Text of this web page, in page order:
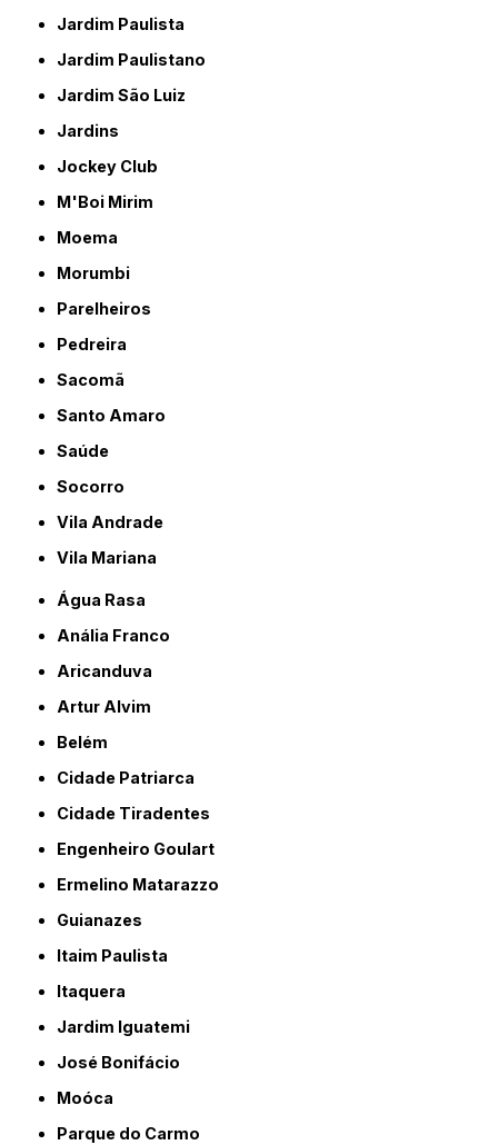
Jardim Paulista
Jardim Paulistano
Jardim São Luiz
Jardins
Jockey Club
M'Boi Mirim
Moema
Morumbi
Parelheiros
Pedreira
Sacomã
Santo Amaro
Saúde
Socorro
Vila Andrade
Vila Mariana
Água Rasa
Anália Franco
Aricanduva
Artur Alvim
Belém
Cidade Patriarca
Cidade Tiradentes
Engenheiro Goulart
Ermelino Matarazzo
Guianazes
Itaim Paulista
Itaquera
Jardim Iguatemi
José Bonifácio
Moóca
Parque do Carmo